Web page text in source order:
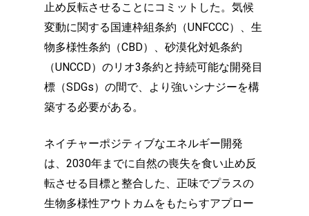
止め反転させることにコミットした。気候
変動に関する国連枠組条約（UNFCCC）、生
物多様性条約（CBD）、砂漠化対処条約
（UNCCD）のリオ3条約と持続可能な開発目
標（SDGs）の間で、より強いシナジーを構
築する必要がある。
ネイチャーポジティブなエネルギー開発
は、2030年までに自然の喪失を食い止め反
転させる目標と整合した、正味でプラスの
生物多様性アウトカムをもたらすアプロー